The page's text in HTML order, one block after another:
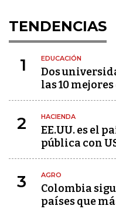
TENDENCIAS
1 EDUCACIÓN
Dos
las 10
2 HACIENDA
EE.UU. es el
pública con
3 AGRO
Colombia
países que